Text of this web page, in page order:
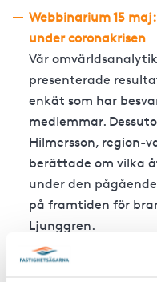
Webbinarium 15
under coronakrisen
Vår
presenterade
enkät som har
medlemmar.
Hilmersson, region-
berättade om vilka
under den
på framtiden för
Ljunggren.
Webbinarium 8 maj: